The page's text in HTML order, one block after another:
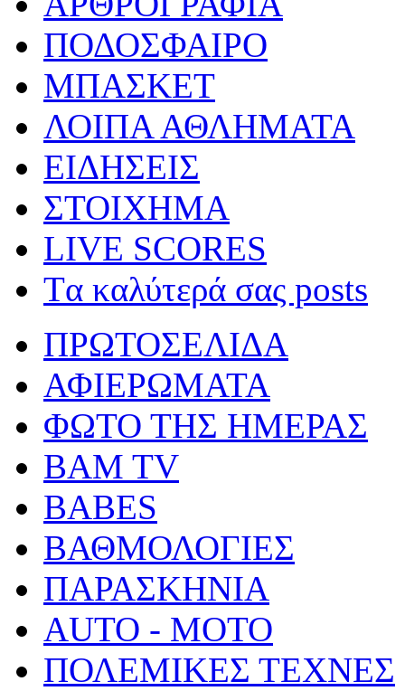
ΠΟΔΟΣΦΑΙΡΟ
ΜΠΑΣΚΕΤ
ΛΟΙΠΑ ΑΘΛΗΜΑΤΑ
ΕΙΔΗΣΕΙΣ
ΣΤΟΙΧΗΜΑ
LIVE SCORES
Tα καλύτερά σας posts
ΠΡΩΤΟΣΕΛΙΔΑ
ΑΦΙΕΡΩΜΑΤΑ
ΦΩΤΟ ΤΗΣ ΗΜΕΡΑΣ
BAM TV
BABES
ΒΑΘΜΟΛΟΓΙΕΣ
ΠΑΡΑΣΚΗΝΙΑ
AUTO - MOTO
ΠΟΛΕΜΙΚΕΣ ΤΕΧΝΕΣ